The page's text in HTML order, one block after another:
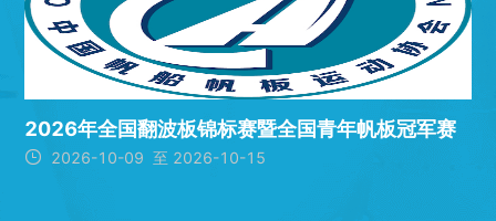
2026年全国翻波板锦标赛暨全国青年帆板冠军赛
 2026-10-09 至 2026-10-15